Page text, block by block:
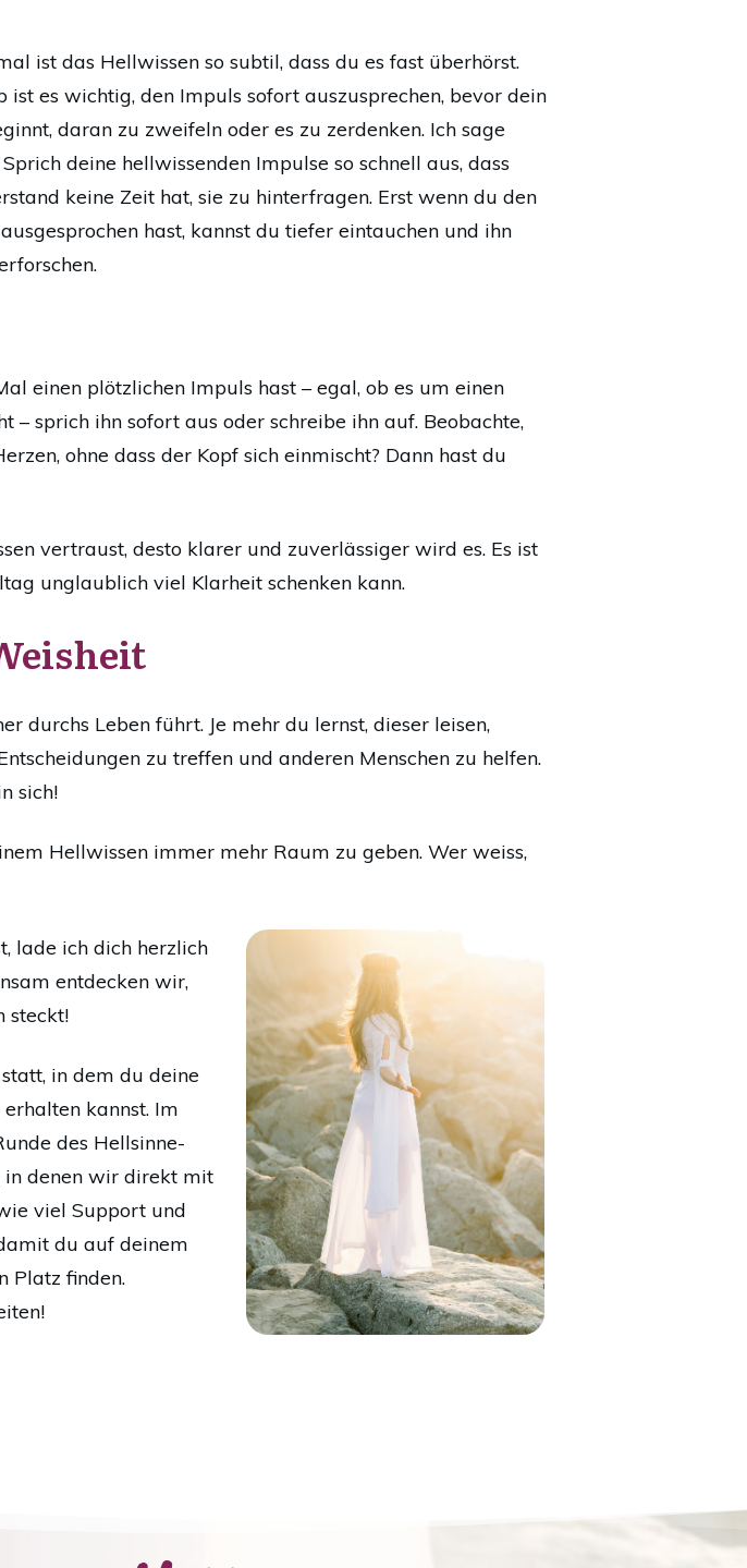
ist das Hellwissen so subtil, dass du es fast überhörst.
ist es wichtig, den Impuls sofort auszusprechen, bevor dein
daran zu zweifeln oder es zu zerdenken. Ich sage
deine hellwissenden Impulse so schnell aus, dass
keine Zeit hat, sie zu hinterfragen. Erst wenn du den
hast, kannst du tiefer eintauchen und ihn
einen plötzlichen Impuls hast – egal, ob es um einen
– sprich ihn sofort aus oder schreibe ihn auf. Beobachte,
ohne dass der Kopf sich einmischt? Dann hast du
vertraust, desto klarer und zuverlässiger wird es. Es ist
unglaublich viel Klarheit schenken kann.
durchs Leben führt. Je mehr du lernst, dieser leisen,
zu treffen und anderen Menschen zu helfen.
sich!
Hellwissen immer mehr Raum zu geben. Wer weiss,
lade ich dich herzlich
entdecken wir,
steckt!
in dem du deine
kannst. Im
des Hellsinne-
in denen wir direkt mit
viel Support und
du auf deinem
Platz finden.